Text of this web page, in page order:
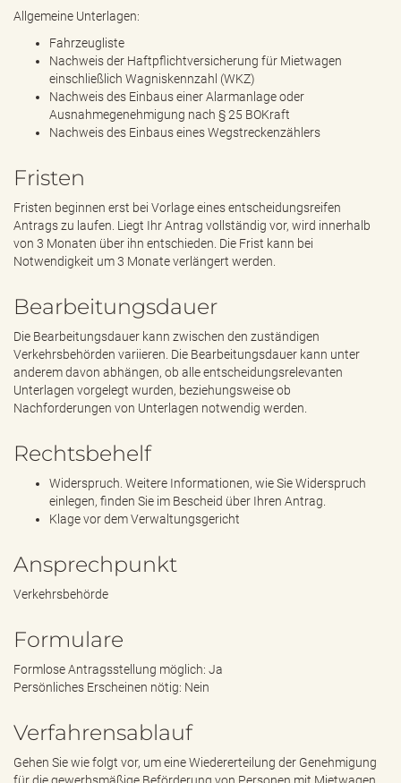
Allgemeine Unterlagen:
Fahrzeugliste
Nachweis der Haftpflichtversicherung für Mietwagen
einschließlich Wagniskennzahl (WKZ)
Nachweis des Einbaus einer Alarmanlage oder
Ausnahmegenehmigung nach § 25 BOKraft
Nachweis des Einbaus eines Wegstreckenzählers
Fristen
Fristen beginnen erst bei Vorlage eines entscheidungsreifen
Antrags zu laufen. Liegt Ihr Antrag vollständig vor, wird innerhalb
von 3 Monaten über ihn entschieden. Die Frist kann bei
Notwendigkeit um 3 Monate verlängert werden.
Bearbeitungsdauer
Die Bearbeitungsdauer kann zwischen den zuständigen
Verkehrsbehörden variieren. Die Bearbeitungsdauer kann unter
anderem davon abhängen, ob alle entscheidungsrelevanten
Unterlagen vorgelegt wurden, beziehungsweise ob
Nachforderungen von Unterlagen notwendig werden.
Rechtsbehelf
Widerspruch. Weitere Informationen, wie Sie Widerspruch
einlegen, finden Sie im Bescheid über Ihren Antrag.
Klage vor dem Verwaltungsgericht
Ansprechpunkt
Verkehrsbehörde
Formulare
Formlose Antragsstellung möglich: Ja
Persönliches Erscheinen nötig: Nein
Verfahrensablauf
Gehen Sie wie folgt vor, um eine Wiedererteilung der Genehmigung